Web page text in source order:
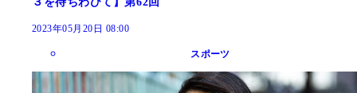
2023年05月20日 08:00
スポーツ